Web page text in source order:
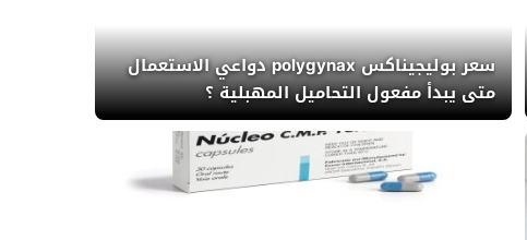
سعر بوليجيناكس polygynax دواعي الاستعمال
متى يبدأ مفعول التحاميل المهبلية ؟